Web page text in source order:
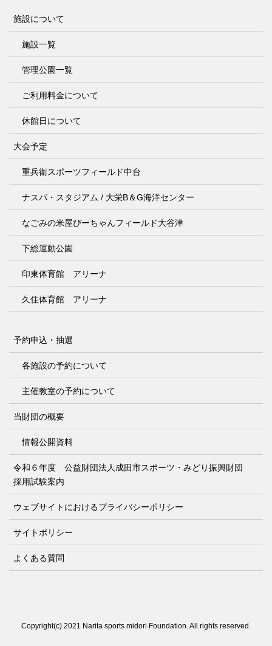
施設について
施設一覧
管理公園一覧
ご利用料金について
休館日について
大会予定
重兵衛スポーツフィールド中台
ナスパ・スタジアム / 大栄B＆G海洋センター
なごみの米屋ぴーちゃんフィールド大谷津
下総運動公園
印東体育館 アリーナ
久住体育館 アリーナ
予約申込・抽選
各施設の予約について
主催教室の予約について
当財団の概要
情報公開資料
令和６年度 公益財団法人成田市スポーツ・みどり振興財団
採用試験案内
ウェブサイトにおけるプライバシーポリシー
サイトポリシー
よくある質問
Copyright(c) 2021 Narita sports midori Foundation. All rights reserved.